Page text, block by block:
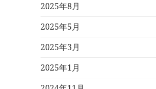
2025年8月
2025年5月
2025年3月
2025年1月